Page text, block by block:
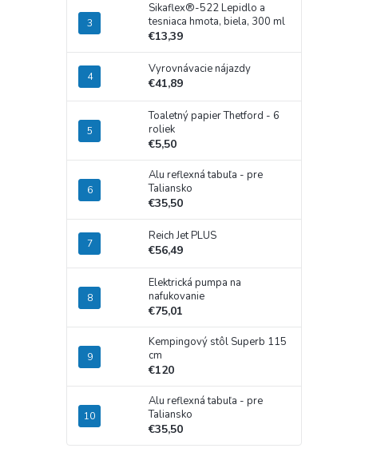
Sikaflex®-522 Lepidlo a
tesniaca hmota, biela, 300 ml
€13,39
Vyrovnávacie nájazdy
€41,89
Toaletný papier Thetford - 6
roliek
€5,50
Alu reflexná tabuľa - pre
Taliansko
€35,50
Reich Jet PLUS
€56,49
Elektrická pumpa na
nafukovanie
€75,01
Kempingový stôl Superb 115
cm
€120
Alu reflexná tabuľa - pre
Taliansko
€35,50